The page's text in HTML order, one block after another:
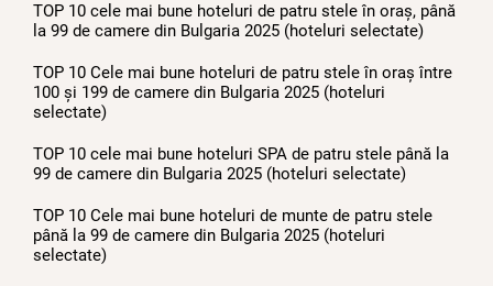
TOP 10 cele mai bune hoteluri de patru stele în oraș, până
la 99 de camere din Bulgaria 2025 (hoteluri selectate)
TOP 10 Cele mai bune hoteluri de patru stele în oraș între
100 și 199 de camere din Bulgaria 2025 (hoteluri
selectate)
TOP 10 cele mai bune hoteluri SPA de patru stele până la
99 de camere din Bulgaria 2025 (hoteluri selectate)
TOP 10 Cele mai bune hoteluri de munte de patru stele
până la 99 de camere din Bulgaria 2025 (hoteluri
selectate)